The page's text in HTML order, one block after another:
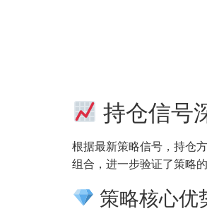
持仓信号
根据最新策略信号，持仓
组合，进一步验证了策略的
策略核心优